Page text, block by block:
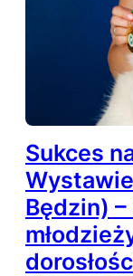
Sukces
Będzin)